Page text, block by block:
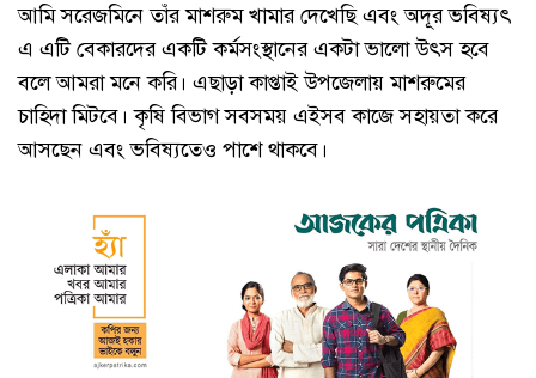
আমি সরেজমিনে তাঁর মাশরুম খামার দেখেছি এবং অদূর ভবিষ্যৎ
এ এটি বেকারদের একটি কর্মসংস্থানের একটা ভালো উৎস হবে
বলে আমরা মনে করি। এছাড়া কাপ্তাই উপজেলায় মাশরুমের
চাহিদা মিটবে। কৃষি বিভাগ সবসময় এইসব কাজে সহায়তা করে
আসছেন এবং ভবিষ্যতেও পাশে থাকবে।